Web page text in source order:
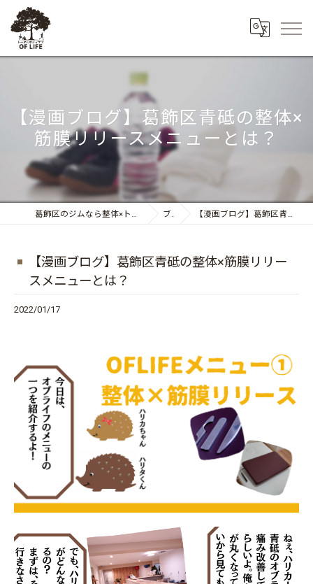
【漫画ブログ】葛飾区青砥の整体×
筋膜リリースメニューとは？
葛飾区のジムなら整体×トレーニング トータルボディケア OF LIFE ブログ 【漫画ブログ】葛飾区青砥の整体×筋膜リリースメニューとは？
【漫画ブログ】葛飾区青砥の整体×筋膜リリー
スメニューとは？
2022/01/17